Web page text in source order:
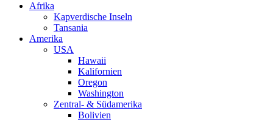
Afrika
Kapverdische Inseln
Tansania
Amerika
USA
Hawaii
Kalifornien
Oregon
Washington
Zentral- & Südamerika
Bolivien